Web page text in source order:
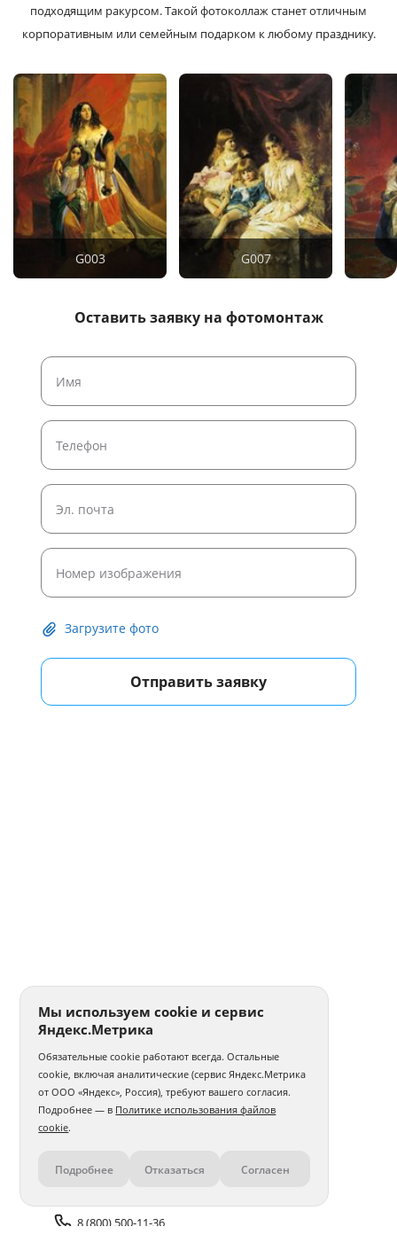
подходящим ракурсом. Такой фотоколлаж станет отличным
корпоративным или семейным подарком к любому празднику.
G003 G007
Оставить заявку на фотомонтаж
Загрузите фото
Отправить заявку
Контакты
8 (800) 500-11-36
Мы используем cookie и сервис
Яндекс.Метрика
Обязательные cookie работают всегда. Остальные
cookie, включая аналитические (сервис Яндекс.Метрика
от ООО «Яндекс», Россия), требуют вашего согласия.
Подробнее — в Политике использования файлов
cookie.
Подробнее Отказаться Согласен